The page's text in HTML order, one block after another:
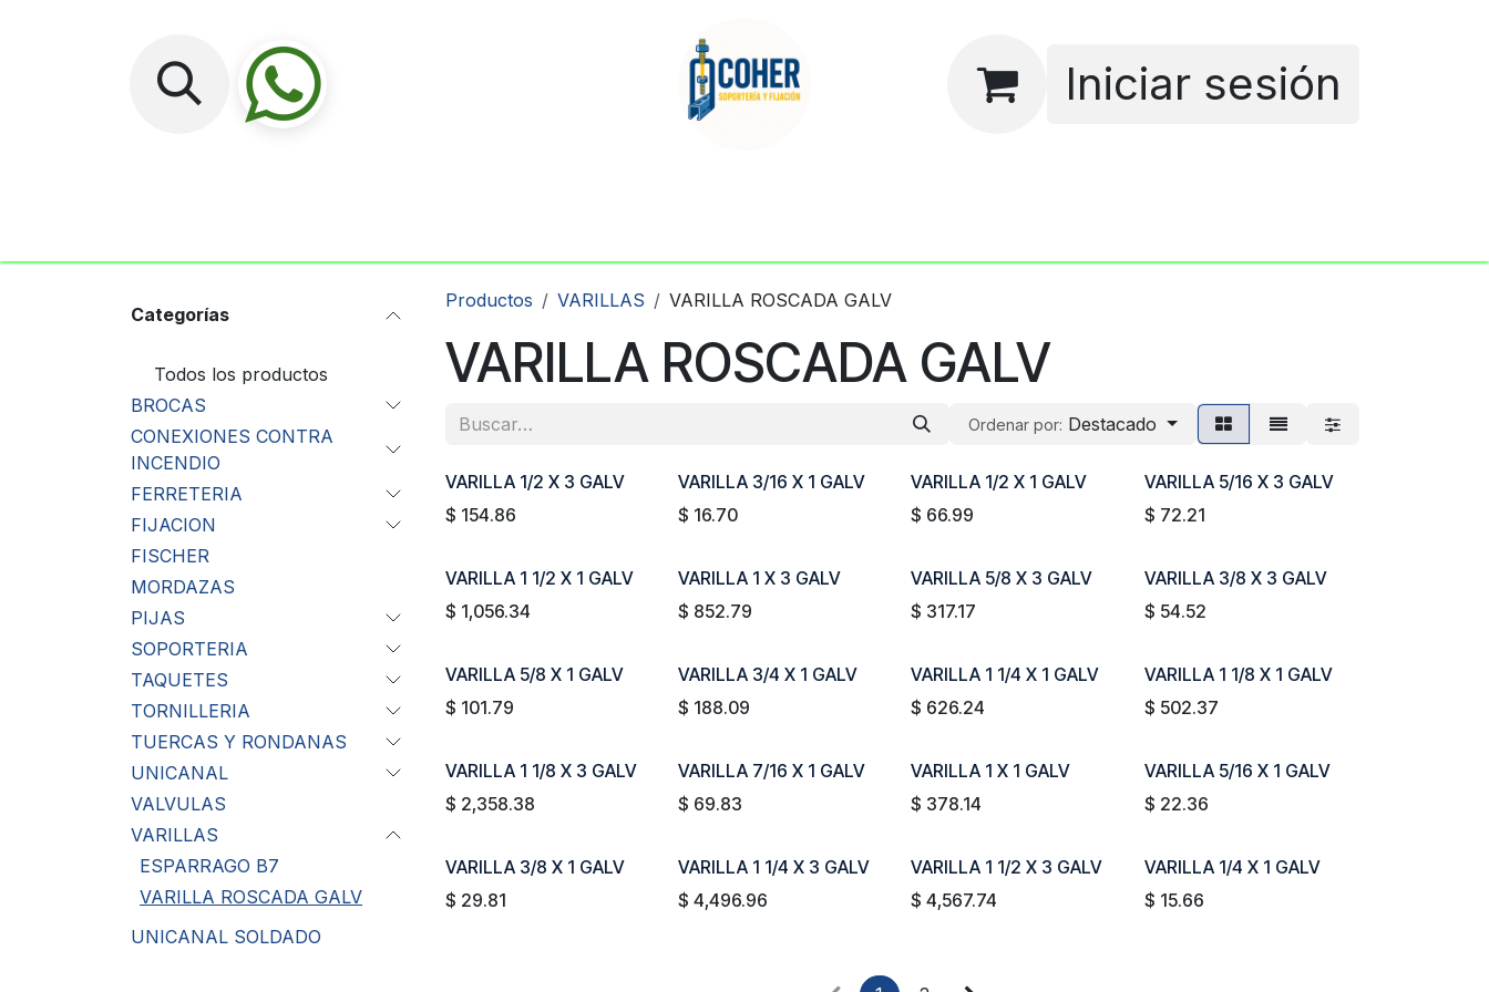
Iniciar sesión
Categorías
Todos los productos
BROCAS
CONEXIONES CONTRA
INCENDIO
FERRETERIA
FIJACION
FISCHER
MORDAZAS
PIJAS
SOPORTERIA
TAQUETES
TORNILLERIA
TUERCAS Y RONDANAS
UNICANAL
VALVULAS
VARILLAS
ESPARRAGO B7
VARILLA ROSCADA GALV
UNICANAL SOLDADO
Productos VARILLAS VARILLA ROSCADA GALV
VARILLA ROSCADA GALV
Ordenar por: Destacado
VARILLA 1/2 X 3 GALV
$ 154.86
VARILLA 3/16 X 1 GALV
$ 16.70
VARILLA 1/2 X 1 GALV
$ 66.99
VARILLA 5/16 X 3 GALV
$ 72.21
VARILLA 1 1/2 X 1 GALV
$ 1,056.34
VARILLA 1 X 3 GALV
$ 852.79
VARILLA 5/8 X 3 GALV
$ 317.17
VARILLA 3/8 X 3 GALV
$ 54.52
VARILLA 5/8 X 1 GALV
$ 101.79
VARILLA 3/4 X 1 GALV
$ 188.09
VARILLA 1 1/4 X 1 GALV
$ 626.24
VARILLA 1 1/8 X 1 GALV
$ 502.37
VARILLA 1 1/8 X 3 GALV
$ 2,358.38
VARILLA 7/16 X 1 GALV
$ 69.83
VARILLA 1 X 1 GALV
$ 378.14
VARILLA 5/16 X 1 GALV
$ 22.36
VARILLA 3/8 X 1 GALV
$ 29.81
VARILLA 1 1/4 X 3 GALV
$4,496.96
VARILLA 1 1/2 X 3 GALV
$4,567.74
VARILLA 1/4 X 1 GALV
$ 15.66